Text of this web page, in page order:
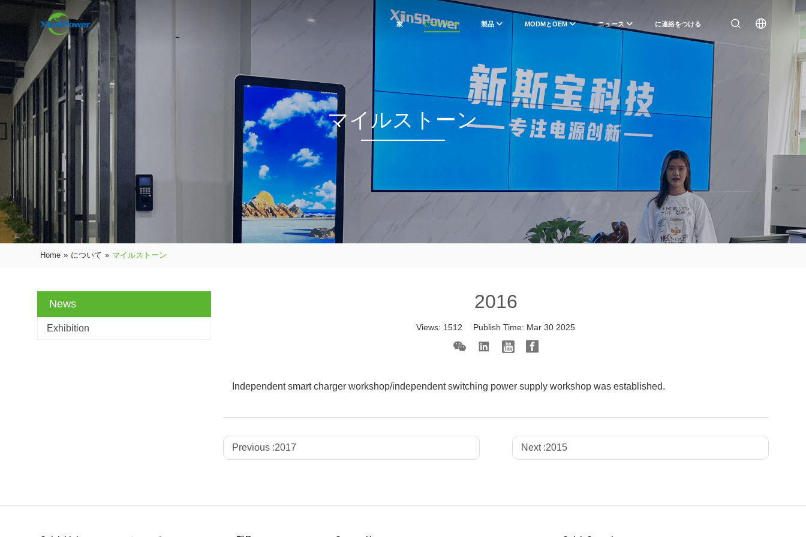
家 について 製品 MODMとOEM ニュース に連絡をつける
マイルストーン
Home » について » マイルストーン
News
Exhibition
2016
Views: 1512 Publish Time: Mar 30 2025
Independent smart charger workshop/independent switching power supply workshop was established.
Previous :2017 Next :2015